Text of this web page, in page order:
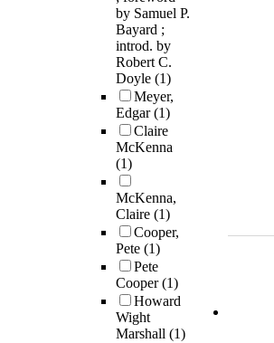
by Samuel P.
Bayard ;
introd. by
Robert C.
Doyle (1)
Meyer,
Edgar(1)
Claire
McKenna
(1)
McKenna,
Claire (1)
Cooper,
Pete (1)
Pete
Cooper(1)
Howard
Wight
Marshall (1)